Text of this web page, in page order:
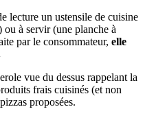
lecture un ustensile de cuisine
ou à servir (une planche à
par le consommateur, elle
vue du dessus rappelant la
frais cuisinés (et non
proposées.